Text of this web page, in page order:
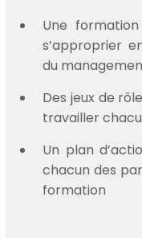
Une
s’approprier
du
Des jeux de
travailler
Un plan
chacun des
formation